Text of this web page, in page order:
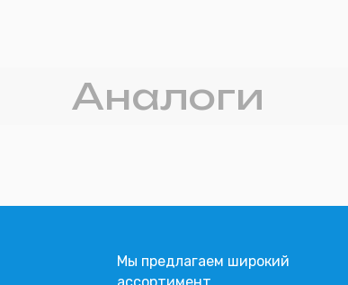
Аналоги
Мы предлагаем широкий